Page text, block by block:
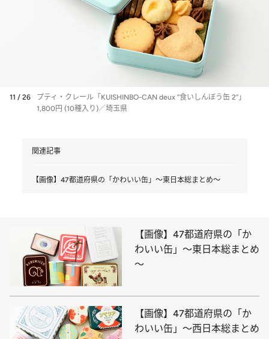
11 / 26
プティ・クレール「KUISHINBO-CAN deux ”食いしんぼう缶 2”」
1,800円 (10種入り)／埼玉県
関連記事
【画像】47都道府県の「かわいい缶」～東日本総まとめ～
【画像】47都道府県の「か
わいい缶」～東日本総まとめ
～
【画像】47都道府県の「か
わいい缶」～西日本総まとめ